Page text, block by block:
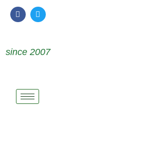
since 2007